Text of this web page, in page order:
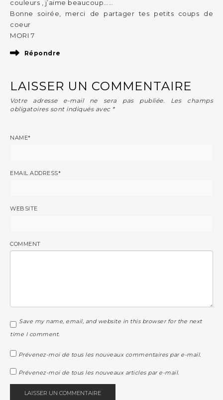
couleurs , j’aime beaucoup……
Bonne soirée, merci de partager tes petits coups de
coeur
MORI 7
Répondre
LAISSER UN COMMENTAIRE
Votre adresse e-mail ne sera pas publiée.
Les champs
obligatoires sont indiqués avec *
NAME*
EMAIL ADDRESS*
WEBSITE
COMMENT
Save my name, email, and website in this browser for the next
time I comment.
Prévenez-moi de tous les nouveaux commentaires par e-mail.
Prévenez-moi de tous les nouveaux articles par e-mail.